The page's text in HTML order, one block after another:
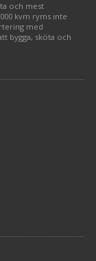
och mest
kvm ryms inte
med
bygga, sköta och